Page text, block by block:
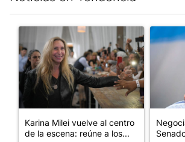
Un artículo de tendencia con el título
Karina Milei vuelve al centro
de la escena: reúne a los...
Un